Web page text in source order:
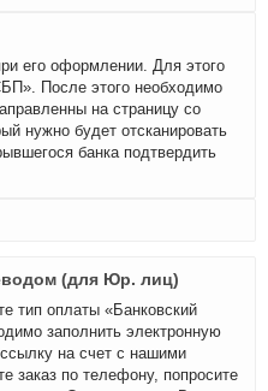
его оформлении. Для этого
После этого необходимо
на страницу со
нужно будет отсканировать
банка подтвердить
(для Юр. лиц)
тип оплаты «Банковский
заполнить электронную
на счет с нашими
заказ по телефону, попросите